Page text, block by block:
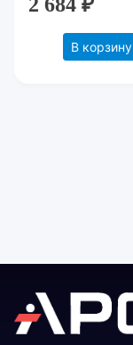
В корзину